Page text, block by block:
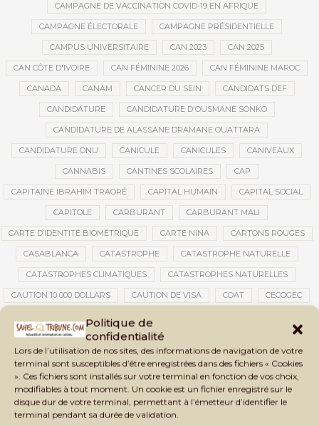
Politique de
confidentialité
Lors de l’utilisation de nos sites, des informations de navigation de votre
terminal sont susceptibles d’être enregistrées dans des fichiers « Cookies
». Ces fichiers sont installés sur votre terminal en fonction de vos choix,
modifiables à tout moment. Un cookie est un fichier enregistré sur le
disque dur de votre terminal, permettant à l’émetteur d’identifier le
terminal pendant sa durée de validation.
CAMPAGNE DE VACCINATION COVID-19 EN AFRIQUE
CAMPAGNE ÉLECTORALE CAMPAGNE PRÉSIDENTIELLE
CAMPUS UNIVERSITAIRE CAN 2023 CAN 2025
CAN CÔTE D'IVOIRE CAN FÉMININE 2026 CAN FÉMININE MAROC
CANADA CANAM CANCER DU SEIN CANDIDATS DEF
CANDIDATURE CANDIDATURE D'OUSMANE SONKO
CANDIDATURE DE ALASSANE DRAMANE OUATTARA
CANDIDATURE ONU CANICULE CANICULES CANIVEAUX
CANNABIS CANTINES SCOLAIRES CAP
CAPITAINE IBRAHIM TRAORÉ CAPITAL HUMAIN CAPITAL SOCIAL
CAPITOLE CARBURANT CARBURANT MALI
CARTE D’IDENTITÉ BIOMÉTRIQUE CARTE NINA CARTONS ROUGES
CASABLANCA CATASTROPHE CATASTROPHE NATURELLE
CATASTROPHES CLIMATIQUES CATASTROPHES NATURELLES
CAUTION 10 000 DOLLARS CAUTION DE VISA CDAT CECOGEC
CEMAPI CEN-SNESUP
CENTRAFRIQUE CENTRALE SOLAIRE
CENTRALE SOLAIRE DE SANANKOROBA CENTRALES SOLAIRES
CENTRE D'INTELLIGENCE ARTIFICIELLE
CENTRE DE SANTÉ COMMUNAUTAIRE